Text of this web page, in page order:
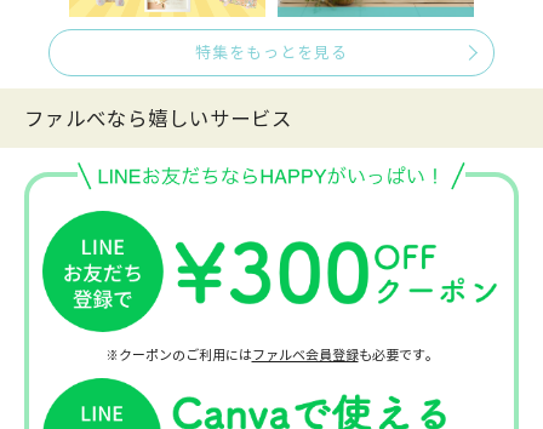
特集をもっとを見る
ファルべなら嬉しいサービス
※クーポンのご利用にはファルベ会員登録も必要です。